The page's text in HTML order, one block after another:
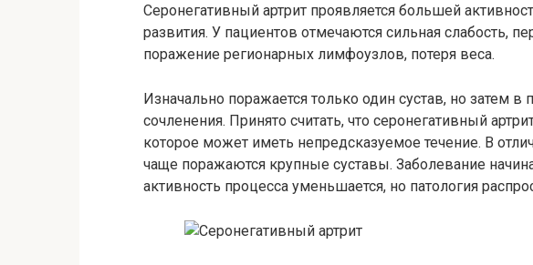
Серонегативный артрит проявляется большей
развития. У пациентов отмечаются сильная слабость,
поражение регионарных лимфоузлов, потеря веса.
Изначально поражается только один сустав, но затем в
сочленения. Принято считать, что серонегативный
которое может иметь непредсказуемое течение. В
чаще поражаются крупные суставы. Заболевание
активность процесса уменьшается, но патология